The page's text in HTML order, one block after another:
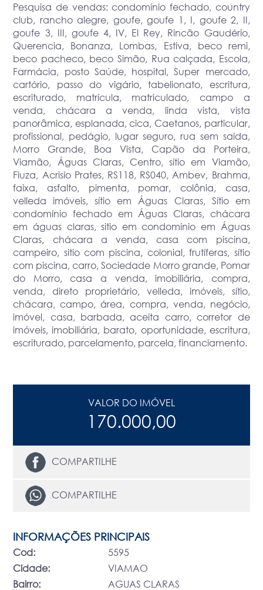
Pesquisa de vendas: condomínio fechado, country
club, rancho alegre, goufe, goufe 1, I, goufe 2, II,
goufe 3, III, goufe 4, IV, El Rey, Rincão Gaudério,
Querencia, Bonanza, Lombas, Estiva, beco remi,
beco pacheco, beco Simão, Rua calçada, Escola,
Farmácia, posto Saúde, hospital, Super mercado,
cartório, passo do vigário, tabelionato, escritura,
escriturado, matrícula, matriculado, campo a
venda, chácara a venda, linda vista, vista
panorâmica, esplanada, cica, Caetanos, particular,
profissional, pedágio, lugar seguro, rua sem saída,
Morro Grande, Boa Vista, Capão da Porteira,
Viamão, Águas Claras, Centro, sítio em Viamão,
Fiuza, Acrisio Prates, RS118, RS040, Ambev, Brahma,
faixa, asfalto, pimenta, pomar, colônia, casa,
velleda imóveis, sítio em Águas Claras, Sítio em
condomínio fechado em Águas Claras, chácara
em águas claras, sitio em condomínio em Águas
Claras, chácara a venda, casa com piscina,
campeiro, sitio com piscina, colonial, frutíferas, sítio
com piscina, carro, Sociedade Morro grande, Pomar
do Morro, casa a venda, imobiliária, compra,
venda, direto proprietário, velleda, imóveis, sítio,
chácara, campo, área, compra, venda, negócio,
imóvel, casa, barbada, aceita carro, corretor de
imóveis, imobiliária, barato, oportunidade, escritura,
escriturado, parcelamento, parcela, financiamento.
VALOR DO IMÓVEL
170.000,00
COMPARTILHE
COMPARTILHE
INFORMAÇÕES PRINCIPAIS
Cod:
5595
Cidade:
VIAMAO
Bairro:
AGUAS CLARAS